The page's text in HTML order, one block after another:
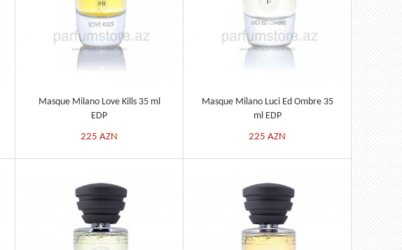
Masque Milano Love Kills 35 ml
EDP
225 AZN
Masque Milano Luci Ed Ombre 35
ml EDP
225 AZN